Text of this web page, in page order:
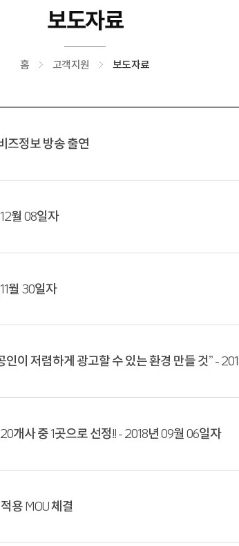
보도자료
홈 고객지원 보도자료
즈정보 방송 출연
월 08일자
월 30일자
이 저렴하게 광고할 수 있는 환경 만들 것” -
개사 중 1곳으로 선정!! - 2018년 09월 06일자
용 MOU 체결